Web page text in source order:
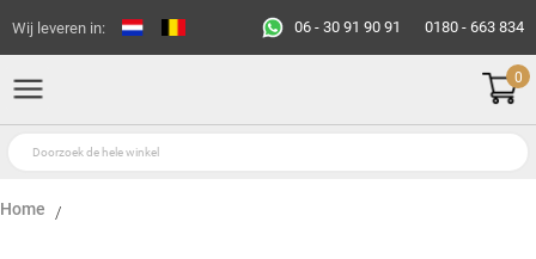
Wij leveren in: 06 - 30 91 90 91 0180 - 663 834
0
Home